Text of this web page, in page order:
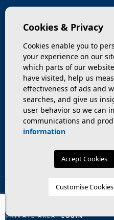
SELL /
PRIVATE AREA:LOGIN
Cookies & Privacy
Cookies enable you to
your experience on our
which parts of our
have visited, help us
effectiveness of ads and
searches, and give us
user behavior so we can
communications and
information
Accept Cookies
Customise Cookies